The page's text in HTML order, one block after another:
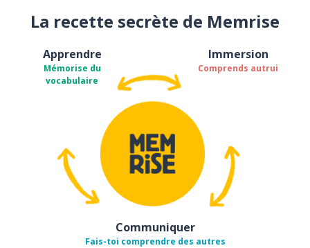
La recette secrète de Memrise
Apprendre
Mémorise du
vocabulaire
Immersion
Comprends autrui
Communiquer
Fais-toi comprendre des autres